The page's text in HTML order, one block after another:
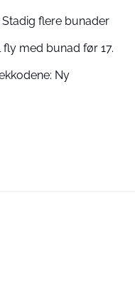
flere bunader
med bunad før 17.
Ny